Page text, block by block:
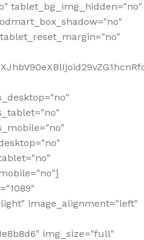
tablet_bg_img_hidden="no"
image_alignment="left"
img_size="full"